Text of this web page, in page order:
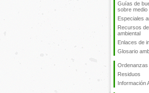
Guías de
sobre medio
Especiales
Recursos
ambiental
Enlaces de
Glosario
Ordenanzas
Residuos
Información